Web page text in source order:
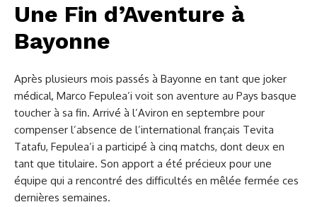
Une Fin d’Aventure à
Bayonne
Après plusieurs mois passés à Bayonne en tant que joker
médical, Marco Fepulea’i voit son aventure au Pays basque
toucher à sa fin. Arrivé à l’Aviron en septembre pour
compenser l’absence de l’international français Tevita
Tatafu, Fepulea’i a participé à cinq matchs, dont deux en
tant que titulaire. Son apport a été précieux pour une
équipe qui a rencontré des difficultés en mêlée fermée ces
dernières semaines.